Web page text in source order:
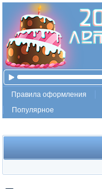
Правила оформления
Популярное